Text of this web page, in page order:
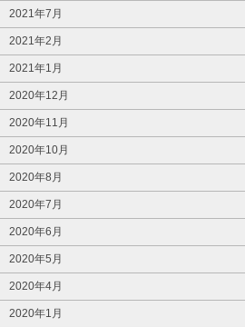
2021年7月
2021年2月
2021年1月
2020年12月
2020年11月
2020年10月
2020年8月
2020年7月
2020年6月
2020年5月
2020年4月
2020年1月